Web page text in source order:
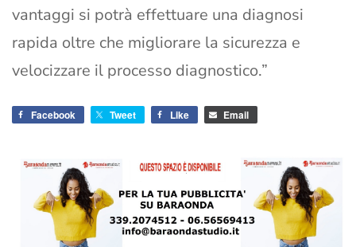
vantaggi si potrà effettuare una diagnosi
rapida oltre che migliorare la sicurezza e
velocizzare il processo diagnostico.”
Facebook Tweet Like Email